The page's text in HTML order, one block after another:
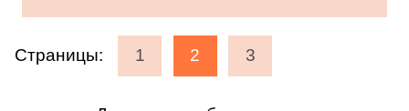
Страницы: 1 2 3